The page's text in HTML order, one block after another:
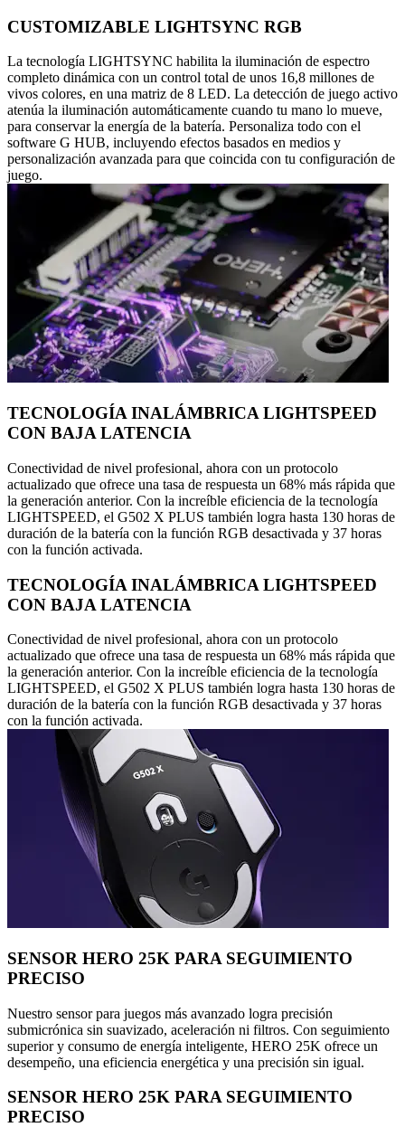
CUSTOMIZABLE LIGHTSYNC RGB
La tecnología LIGHTSYNC habilita la iluminación de espectro
completo dinámica con un control total de unos 16,8 millones de
vivos colores, en una matriz de 8 LED. La detección de juego activo
atenúa la iluminación automáticamente cuando tu mano lo mueve,
para conservar la energía de la batería. Personaliza todo con el
software G HUB, incluyendo efectos basados en medios y
personalización avanzada para que coincida con tu configuración de
juego.
TECNOLOGÍA INALÁMBRICA LIGHTSPEED
CON BAJA LATENCIA
Conectividad de nivel profesional, ahora con un protocolo
actualizado que ofrece una tasa de respuesta un 68% más rápida que
la generación anterior. Con la increíble eficiencia de la tecnología
LIGHTSPEED, el G502 X PLUS también logra hasta 130 horas de
duración de la batería con la función RGB desactivada y 37 horas
con la función activada.
TECNOLOGÍA INALÁMBRICA LIGHTSPEED
CON BAJA LATENCIA
Conectividad de nivel profesional, ahora con un protocolo
actualizado que ofrece una tasa de respuesta un 68% más rápida que
la generación anterior. Con la increíble eficiencia de la tecnología
LIGHTSPEED, el G502 X PLUS también logra hasta 130 horas de
duración de la batería con la función RGB desactivada y 37 horas
con la función activada.
SENSOR HERO 25K PARA SEGUIMIENTO
PRECISO
Nuestro sensor para juegos más avanzado logra precisión
submicrónica sin suavizado, aceleración ni filtros. Con seguimiento
superior y consumo de energía inteligente, HERO 25K ofrece un
desempeño, una eficiencia energética y una precisión sin igual.
SENSOR HERO 25K PARA SEGUIMIENTO
PRECISO